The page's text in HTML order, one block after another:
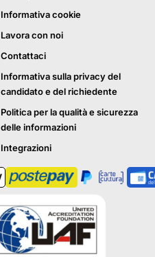
Informativa cookie
Lavora con noi
Contattaci
Informativa sulla privacy del
candidato e del richiedente
Politica per la qualità e sicurezza
delle informazioni
Integrazioni